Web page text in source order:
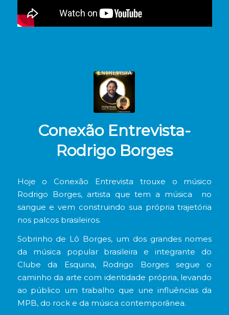
Conexão Entrevista-
Rodrigo Borges
Hoje o Conexão Entrevista trouxe o músico
Rodrigo Borges, artista que tem a música no
sangue e vem construindo sua própria trajetória
nos palcos brasileiros.
Sobrinho de Lô Borges, um dos grandes nomes
da música popular brasileira e integrante do
Clube da Esquina, Rodrigo Borges segue o
caminho da arte com identidade própria, levando
ao público um trabalho que une influências da
MPB, do rock e da música contemporânea.